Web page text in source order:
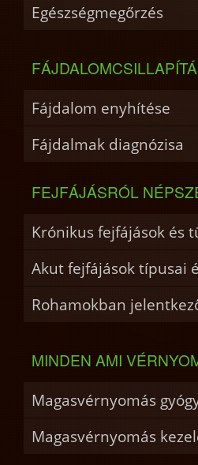
Egészségmegőrzés
Fájdalom enyhítése
Fájdalmak diagnózisa
FEJFÁJÁSRÓL
Krónikus fejfájások és
Akut fejfájások típusai
Rohamokban
MINDEN AMI
Magasvérnyomás
Magasvérnyomás